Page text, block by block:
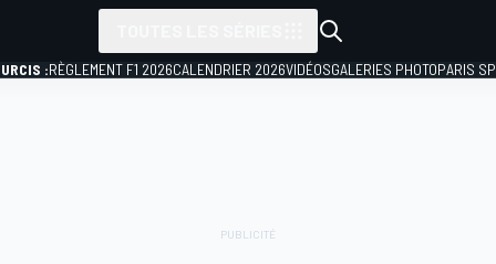
:RÈGLEMENT F1 2026CALENDRIER 2026VIDÉOSGALERIES PHOTOPARIS